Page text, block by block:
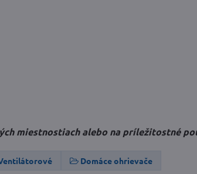
miestnostiach alebo na príležitostné
Domáce ohrievače